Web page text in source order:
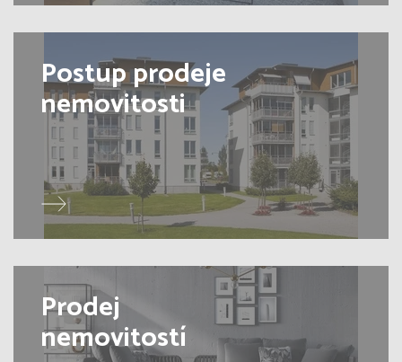
Postup prodeje
nemovitosti
Prodej
nemovitostí